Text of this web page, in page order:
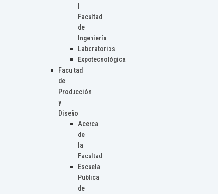
Facultad
de
Ingeniería
Laboratorios
Expotecnológica
Facultad
de
Producción
y
Diseño
Acerca
de
la
Facultad
Escuela
Pública
de